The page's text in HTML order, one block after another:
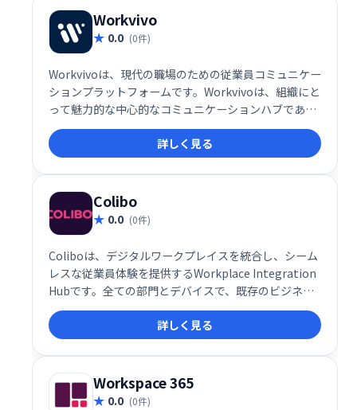
Workvivo
0.0 (0件)
Workvivoは、現代の職場のための従業員コミュニケー
ションプラットフォームです。Workvivoは、組織にと
って魅力的な中心的なコミュニケーションハブであ
り、従業員がすべての企業アプリケーションとリソー
スにアクセスするための頼りになる場所です。
詳しく見る
Colibo
0.0 (0件)
Coliboは、デジタルワークプレイスを統合し、シーム
レスな従業員体験を提供するWorkplace Integration
Hubです。全ての部門とデバイスで、既存のビジネス
ツールを単一のプラットフォームとして統合し、イン
トラネット、統合プラットフォーム、エンタープライ
ズサーチなどを提供。部門を跨いでの情報共有や業務
効率化を実現し、従業員の生産性向上を支援します。
詳しく見る
Workspace 365
0.0 (0件)